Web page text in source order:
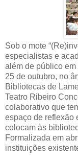
Sob o mote
especialistas e
além de público
25 de outubro, no
Bibliotecas de
Teatro Ribeiro
colaborativo que
espaço de reflexão
colocam às
Formalizada em
instituições